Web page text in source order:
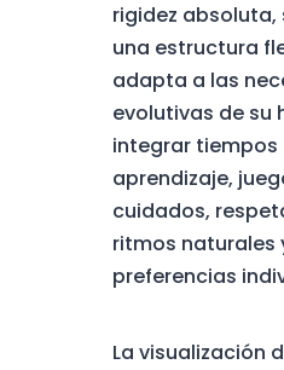
rigidez absoluta,
una estructura
adapta a las
evolutivas de su
integrar tiempos
aprendizaje,
cuidados,
ritmos naturales
preferencias
La visualización